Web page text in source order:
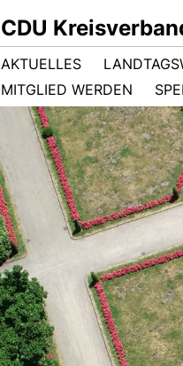
CDU
AKTUELLES
MITGLIED WERDEN